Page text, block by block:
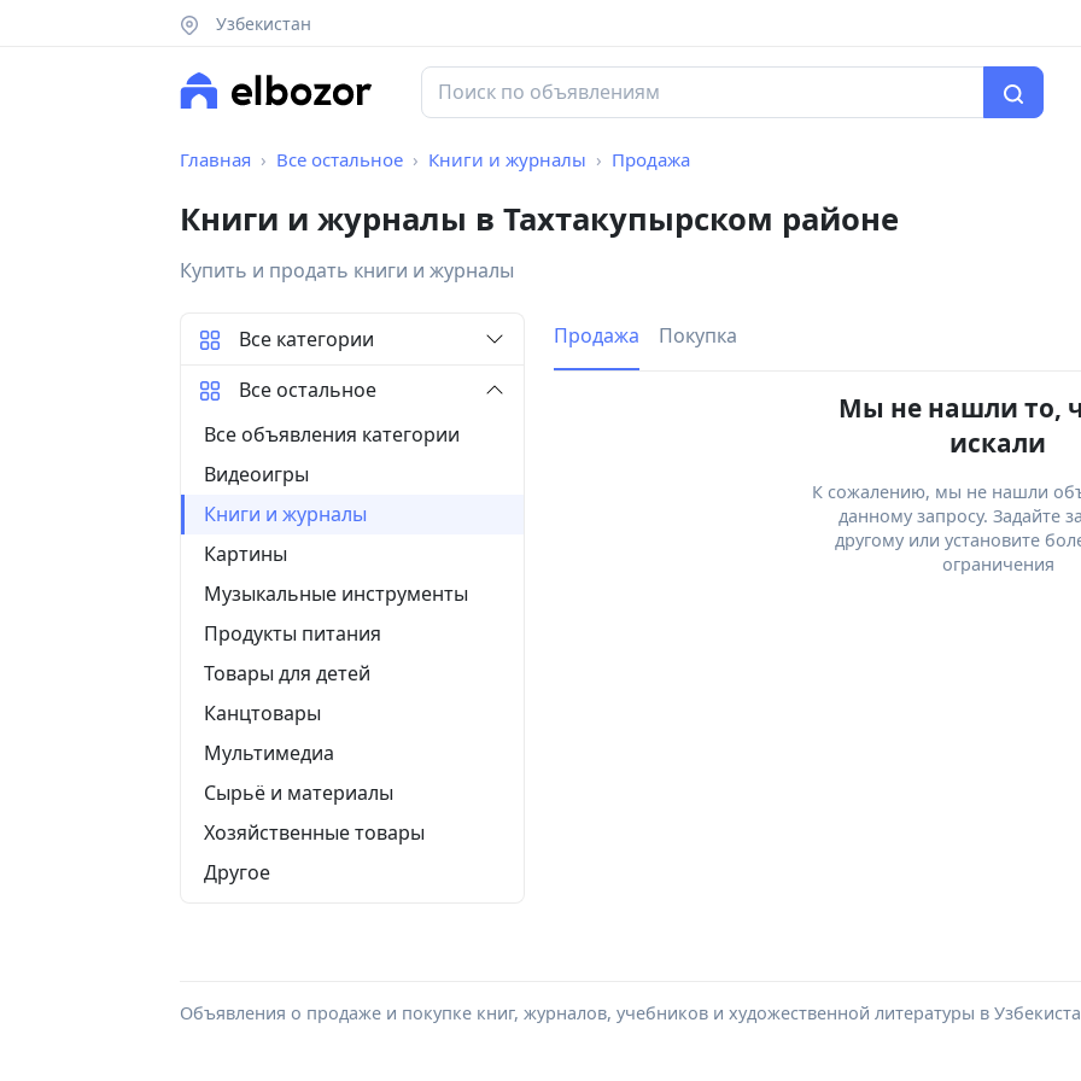
Узбекистан
Главная Все остальное Книги и журналы Продажа
Книги и журналы в Тахтакупырском районе
Купить и продать книги и журналы
Продажа Покупка
Мы не нашли то,
искали
К сожалению, мы не нашли
данному запросу. Задайте
другому или установите
ограничения
Все категории
Все остальное
Все объявления категории
Видеоигры
Книги и журналы
Картины
Музыкальные инструменты
Продукты питания
Товары для детей
Канцтовары
Мультимедиа
Сырьё и материалы
Хозяйственные товары
Другое
Объявления о продаже и покупке книг, журналов, учебников и художественной литературы в